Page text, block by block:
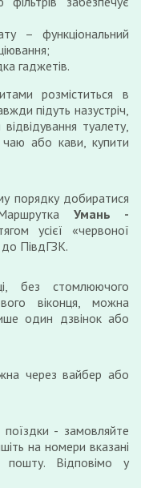
– функціональний
гаджетів.
розміститься в
підуть назустріч,
туалету,
або кави, купити
порядку добиратися
Умань -
усієї «червоної
до ПівдГЗК.
без стомлюючого
віконця, можна
один дзвінок або
через вайбер або
- замовляйте
на номери вказані
Відповімо у